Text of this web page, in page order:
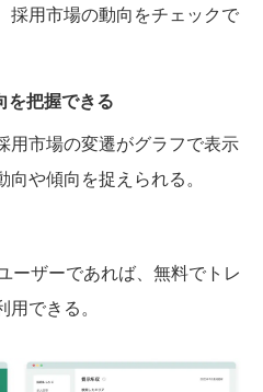
採用市場の動向をチェックで
を把握できる
用市場の変遷がグラフで表示
や傾向を捉えられる。
ーザーであれば、無料でトレ
できる。